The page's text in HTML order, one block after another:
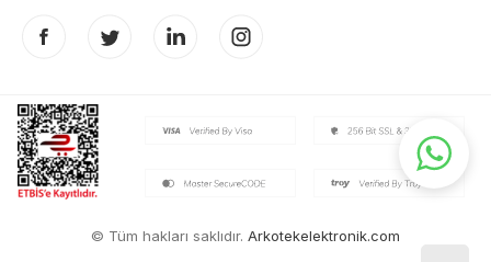
© Tüm hakları saklıdır. Arkotekelektronik.com